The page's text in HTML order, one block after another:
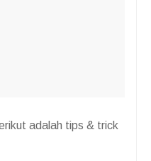
adalah tips & trick